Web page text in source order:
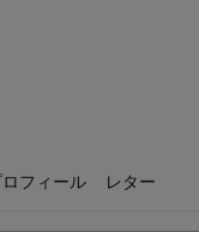
ロフィール レター